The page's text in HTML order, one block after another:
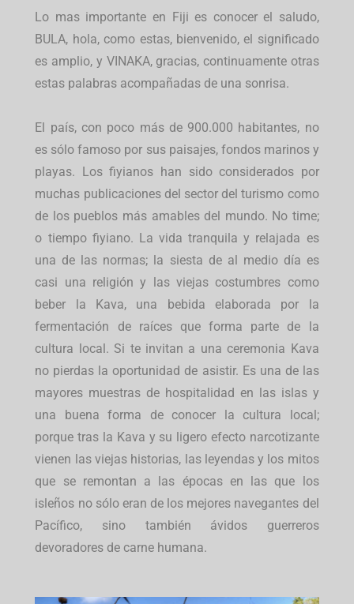
Lo mas importante en Fiji es conocer el saludo,
BULA, hola, como estas, bienvenido, el significado
es amplio, y VINAKA, gracias, continuamente otras
estas palabras acompañadas de una sonrisa.
El país, con poco más de 900.000 habitantes, no
es sólo famoso por sus paisajes, fondos marinos y
playas. Los fiyianos han sido considerados por
muchas publicaciones del sector del turismo como
de los pueblos más amables del mundo. No time;
o tiempo fiyiano. La vida tranquila y relajada es
una de las normas; la siesta de al medio día es
casi una religión y las viejas costumbres como
beber la Kava, una bebida elaborada por la
fermentación de raíces que forma parte de la
cultura local. Si te invitan a una ceremonia Kava
no pierdas la oportunidad de asistir. Es una de las
mayores muestras de hospitalidad en las islas y
una buena forma de conocer la cultura local;
porque tras la Kava y su ligero efecto narcotizante
vienen las viejas historias, las leyendas y los mitos
que se remontan a las épocas en las que los
isleños no sólo eran de los mejores navegantes del
Pacífico, sino también ávidos guerreros
devoradores de carne humana.